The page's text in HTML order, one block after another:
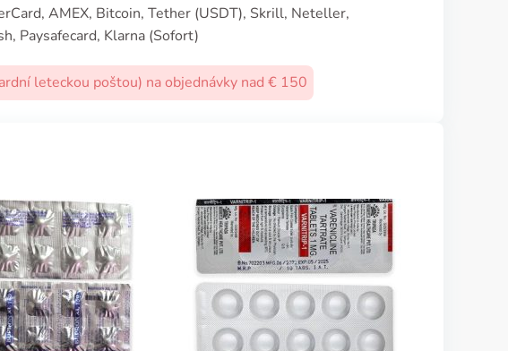
AMEX, Bitcoin, Tether (USDТ), Skrill, Neteller,
Paysafecard, Klarna (Sofort)
leteckou poštou) na objednávky nad € 150